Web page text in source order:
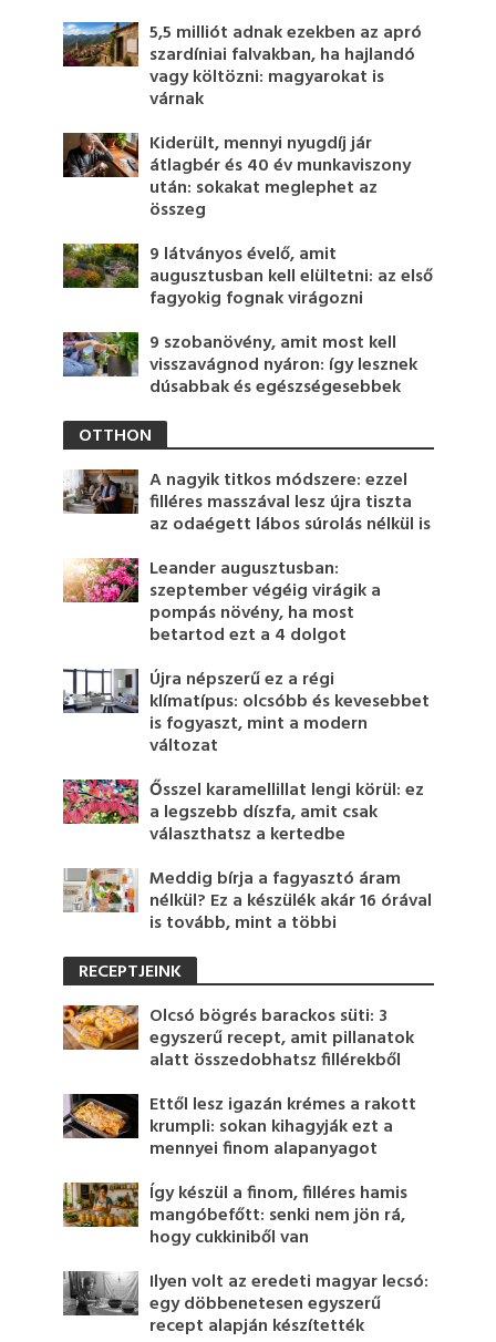
5,5 milliót adnak ezekben az apró
szardíniai falvakban, ha hajlandó
vagy költözni: magyarokat is
várnak
Kiderült, mennyi nyugdíj jár
átlagbér és 40 év munkaviszony
után: sokakat meglephet az
összeg
9 látványos évelő, amit
augusztusban kell elültetni: az első
fagyokig fognak virágozni
9 szobanövény, amit most kell
visszavágnod nyáron: így lesznek
dúsabbak és egészségesebbek
OTTHON
A nagyik titkos módszere: ezzel
filléres masszával lesz újra tiszta
az odaégett lábos súrolás nélkül is
Leander augusztusban:
szeptember végéig virágik a
pompás növény, ha most
betartod ezt a 4 dolgot
Újra népszerű ez a régi
klímatípus: olcsóbb és kevesebbet
is fogyaszt, mint a modern
változat
Ősszel karamellillat lengi körül: ez
a legszebb díszfa, amit csak
választhatsz a kertedbe
Meddig bírja a fagyasztó áram
nélkül? Ez a készülék akár 16 órával
is tovább, mint a többi
RECEPTJEINK
Olcsó bögrés barackos süti: 3
egyszerű recept, amit pillanatok
alatt összedobhatsz fillérekből
Ettől lesz igazán krémes a rakott
krumpli: sokan kihagyják ezt a
mennyei finom alapanyagot
Így készül a finom, filléres hamis
mangóbefőtt: senki nem jön rá,
hogy cukkiniből van
Ilyen volt az eredeti magyar lecsó:
egy döbbenetesen egyszerű
recept alapján készítették